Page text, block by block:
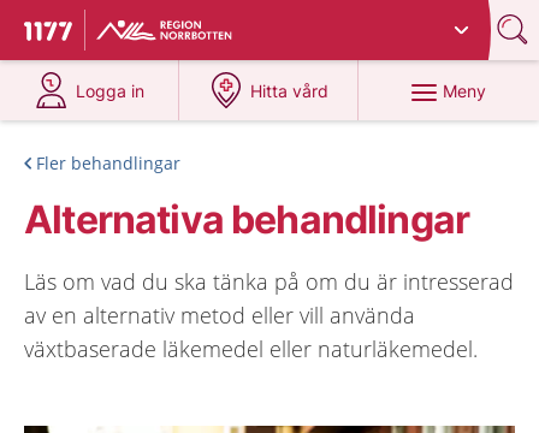
Till startsidan för 1177
Du har valt region
Logga in
på 1177.se
Hitta vård
på 1177.se
Meny
Fler behandlingar
Alternativa behandlingar
Läs om vad du ska tänka på om du är intresserad
av en alternativ metod eller vill använda
växtbaserade läkemedel eller naturläkemedel.